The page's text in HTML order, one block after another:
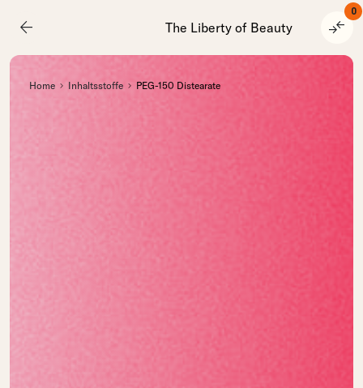
arrow_back The Liberty of Beauty compare_arrows
0
Home Inhaltsstoffe PEG-150 Distearate